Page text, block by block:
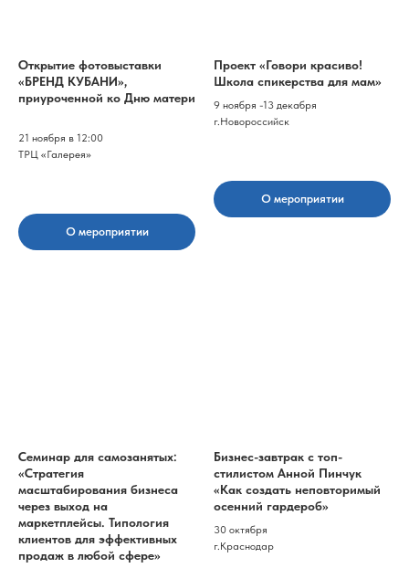
Открытие фотовыставки
«БРЕНД КУБАНИ»,
приуроченной ко Дню матери
21 ноября в 12:00
ТРЦ «Галерея»
О мероприятии
Проект «Говори красиво!
Школа спикерства для мам»
9 ноября -13 декабря
г.Новороссийск
О мероприятии
Семинар для самозанятых:
«Стратегия
масштабирования бизнеса
через выход на
маркетплейсы. Типология
клиентов для эффективных
продаж в любой сфере»
Бизнес-завтрак с топ-
стилистом Анной Пинчук
«Как создать неповторимый
осенний гардероб»
30 октября
г.Краснодар